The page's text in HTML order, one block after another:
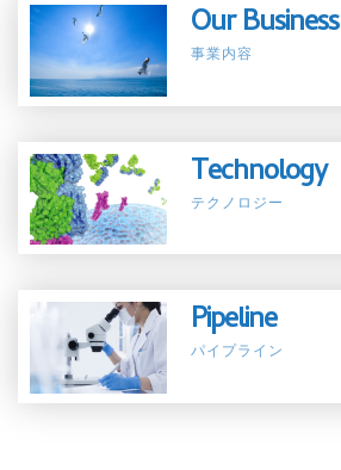
Our Business
事業内容
Technology
テクノロジー
Pipeline
パイプライン